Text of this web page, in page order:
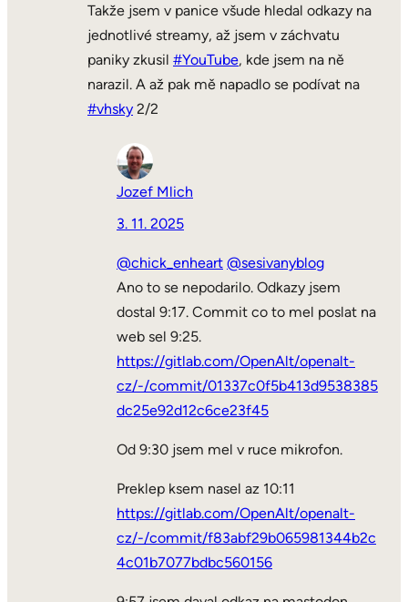
Takže jsem v panice všude hledal odkazy na
jednotlivé streamy, až jsem v záchvatu
paniky zkusil #YouTube, kde jsem na ně
narazil. A až pak mě napadlo se podívat na
#vhsky 2/2
Jozef Mlich
3. 11. 2025
@chick_enheart @sesivanyblog
Ano to se nepodarilo. Odkazy jsem
dostal 9:17. Commit co to mel poslat na
web sel 9:25.
https://gitlab.com/OpenAlt/openalt-
cz/-/commit/01337c0f5b413d9538385
dc25e92d12c6ce23f45
Od 9:30 jsem mel v ruce mikrofon.
Preklep ksem nasel az 10:11
https://gitlab.com/OpenAlt/openalt-
cz/-/commit/f83abf29b065981344b2c
4c01b7077bdbc560156